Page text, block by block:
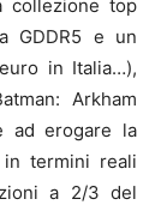
collezione top
GDDR5 e un
in Italia…),
Arkham
ad erogare la
termini reali
a 2/3 del